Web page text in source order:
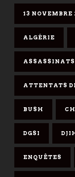
13 NOVEMBRE
ALGÉRIE
ATTENTATS
BUSH
DGSI
ENQUÊTES